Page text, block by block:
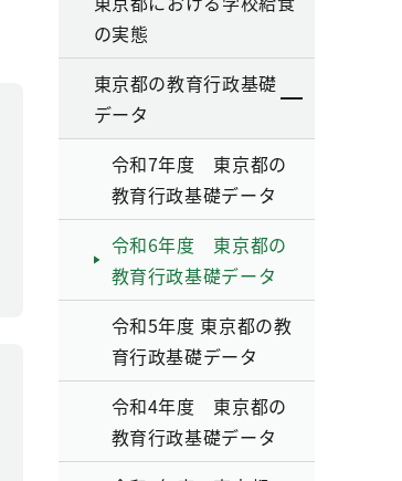
の実態
東京都の教育行政基礎
データ
令和7年度 東京都の
教育行政基礎データ
令和6年度 東京都の
教育行政基礎データ
令和5年度 東京都の教
育行政基礎データ
令和4年度 東京都の
教育行政基礎データ